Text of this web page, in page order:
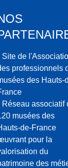
de
Site de
professionnels
des Hauts-
Réseau associatif
musées des
de-France
pour la
du
des